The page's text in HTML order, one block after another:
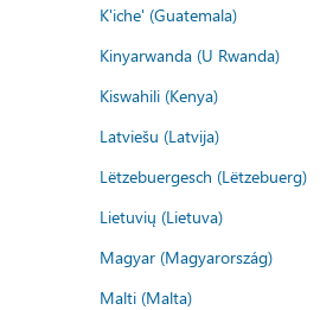
K'iche' (Guatemala)
Kinyarwanda (U Rwanda)
Kiswahili (Kenya)
Latviešu (Latvija)
Lëtzebuergesch (Lëtzebuerg)
Lietuvių (Lietuva)
Magyar (Magyarország)
Malti (Malta)